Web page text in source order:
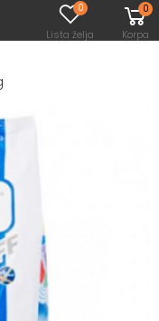
0
Lista želja
0
Korpa